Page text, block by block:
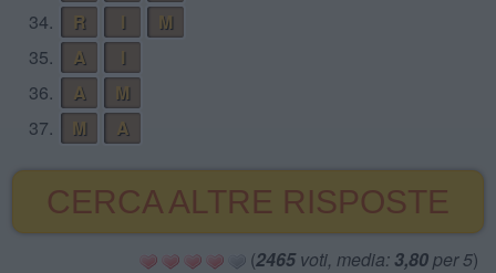
34.
R I
M
35.
A
I
36.
A
M
37.
M A
CERCA ALTRE RISPOSTE
(2465voti, media: 3,80per 5)